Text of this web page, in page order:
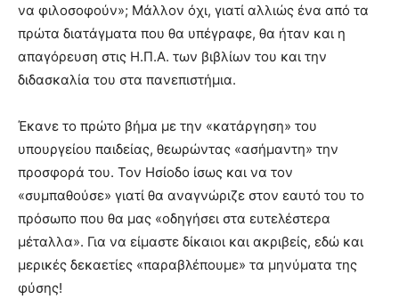
να φιλοσοφούν»; Μάλλον όχι, γιατί αλλιώς ένα από τα
πρώτα διατάγματα που θα υπέγραφε, θα ήταν και η
απαγόρευση στις Η.Π.Α. των βιβλίων του και την
διδασκαλία του στα πανεπιστήμια.
Έκανε το πρώτο βήμα με την «κατάργηση» του
υπουργείου παιδείας, θεωρώντας «ασήμαντη» την
προσφορά του. Τον Ησίοδο ίσως και να τον
«συμπαθούσε» γιατί θα αναγνώριζε στον εαυτό του το
πρόσωπο που θα μας «οδηγήσει στα ευτελέστερα
μέταλλα». Για να είμαστε δίκαιοι και ακριβείς, εδώ και
μερικές δεκαετίες «παραβλέπουμε» τα μηνύματα της
φύσης!